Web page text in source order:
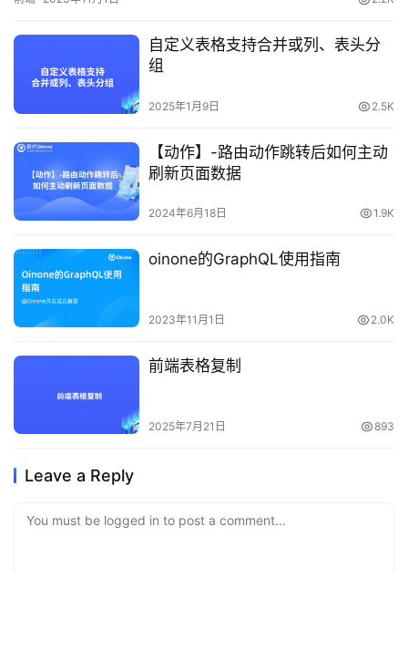
路径 RUNTIME_CONFIG_BASE_URL [String] 运行时配置文件URL
行时配置文件名 MESSAGE_LEVEL DEBUG、SUCCESS、INFO、
WARN、ERROR 消息级别 BASE_PATH 当配置BASE_PATH=/test
时，前端所有请求就将添加该前缀。 如/login登录页，将自动修改
为/test/login MESSAGE_LEVEL 当配置消息级别时，全局的消息通
SUCCESS：仅允许ERROR、WARN、INFO、SUCCESS级别的消
息通知。 INFO：仅允许ERROR、WARN、INFO级别的消息通知。
WARN：仅允许ERROR、WARN级别的消息通知。 ERROR：仅允许
ERROR级别的消息通知。 运行时配置 RuntimeConfig 运行时配置
…… }); 开发时使用运行时配置 创建
{PROJECT_NAME}/public/manifest.js文件。 如kunlun-
boot/public/manifest.js 生产环境使用运行时配置 在nginx中配置的
dist访问路径下，创建manifest.js文件。 若
将/opt/pamirs/frontend/dist作为访问路径，则创
能使用编译时配置改变运行时配置文件的路径和文件名，注意文件
名和访问路径必须匹配。 在浏览器中访问时，nginx或者浏览器会对
js文件会进行缓存处理，会导致运行时配置不能及时生效。最好的办
法是配置nginx时，禁用manifest.js文件缓存。 在manifest.js文件中
过网络传输过程中，无法处理这些无效内容。 面包屑配置
breadcrumb 配置方式 runtimeConfigResolve({ breadcrumb?:
配置 */ export interface BreadcrumbConfig extends
自定义表格支持合并或列、表头分
组
2025年1月9日 2.5K
【动作】-路由动作跳转后如何主动
刷新页面数据
2024年6月18日 1.9K
oinone的GraphQL使用指南
2023年11月1日 2.0K
前端表格复制
2025年7月21日 893
Leave a Reply
You must be logged in to post a comment...